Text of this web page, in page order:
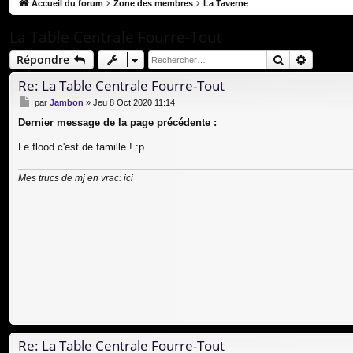
co
ci
s
Accueil du forum Zone des membres La Taverne
Répondre Rechercher
Re: La Table Centrale Fourre-Tout
M
s
a
e
par Jambon » Jeu 8 Oct 2020 11:14
Dernier message de la page précédente :
Le flood c'est de famille ! :p
Mes trucs de mj en vrac: ici
Re: La Table Centrale Fourre-Tout